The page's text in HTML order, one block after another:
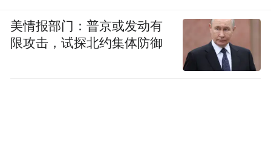
美情报部门：普京或发动有
限攻击，试探北约集体防御